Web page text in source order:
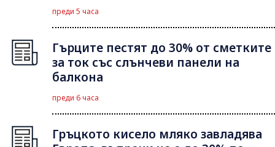
преди 5 часа
Гърците пестят до 30% от сметките
за ток със слънчеви панели на
балкона
преди 6 часа
Гръцкото кисело мляко завладява